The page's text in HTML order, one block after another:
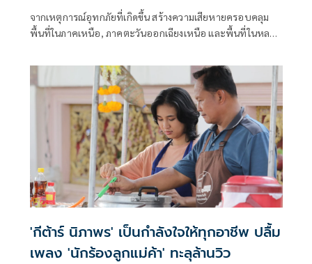
จากเหตุการณ์อุทกภัยที่เกิดขึ้น สร้างความเสียหายครอบคลุม
พื้นที่ในภาคเหนือ, ภาคตะวันออกเฉียงเหนือ และพื้นที่ในหลาย
ที่อยู่อาศัยในพื้นที่
'กีต้าร์ นิภาพร' เป็นกำลังใจให้ทุกอาชีพ ปลื้ม
เพลง 'นักร้องลูกแม่ค้า' ทะลุล้านวิว